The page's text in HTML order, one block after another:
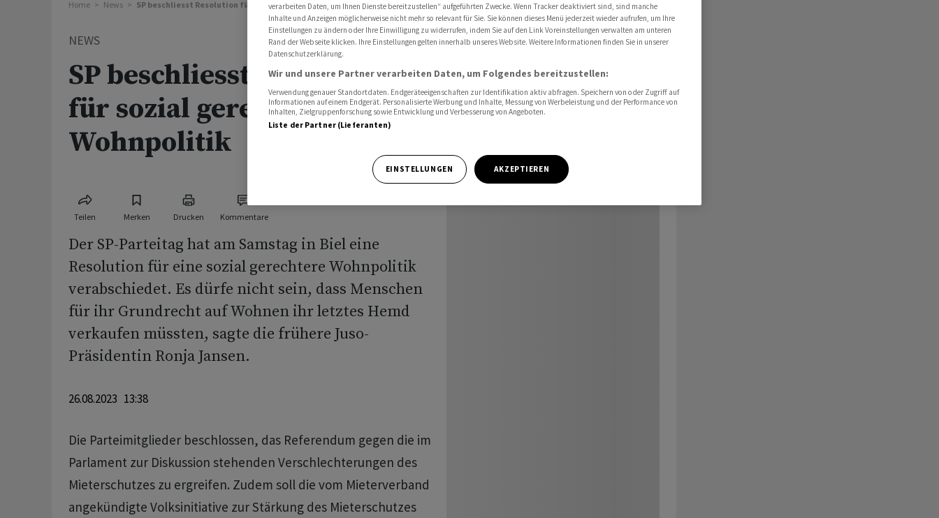
Home News SP beschliesst Resolution für sozial gerechtere Wohnpolitik
NEWS
SP beschliesst Resolution
für sozial gerechtere
Wohnpolitik
Teilen Merken Drucken Kommentare
Der SP-Parteitag hat am Samstag in Biel eine
Resolution für eine sozial gerechtere Wohnpolitik
verabschiedet. Es dürfe nicht sein, dass Menschen
für ihr Grundrecht auf Wohnen ihr letztes Hemd
verkaufen müssten, sagte die frühere Juso-
Präsidentin Ronja Jansen.
26.08.2023 13:38
Die Parteimitglieder beschlossen, das Referendum gegen die im
Parlament zur Diskussion stehenden Verschlechterungen des
Mieterschutzes zu ergreifen. Zudem soll die vom Mieterverband
angekündigte Volksinitiative zur Stärkung des Mieterschutzes
verarbeiten Daten, um Ihnen Dienste bereitzustellen“ aufgeführten Zwecke. Wenn Tracker deaktiviert sind, sind manche
Inhalte und Anzeigen möglicherweise nicht mehr so relevant für Sie. Sie können dieses Menü jederzeit wieder aufrufen, um Ihre
Einstellungen zu ändern oder Ihre Einwilligung zu widerrufen, indem Sie auf den Link Voreinstellungen verwalten am unteren
Rand der Webseite klicken. Ihre Einstellungen gelten innerhalb unseres Website. Weitere Informationen finden Sie in unserer
Datenschutzerklärung.
Wir und unsere Partner verarbeiten Daten, um Folgendes bereitzustellen:
Verwendung genauer Standortdaten. Endgeräteeigenschaften zur Identifikation aktiv abfragen. Speichern von oder Zugriff auf
Informationen auf einem Endgerät. Personalisierte Werbung und Inhalte, Messung von Werbeleistung und der Performance von
Inhalten, Zielgruppenforschung sowie Entwicklung und Verbesserung von Angeboten.
Liste der Partner (Lieferanten)
EINSTELLUNGEN AKZEPTIEREN